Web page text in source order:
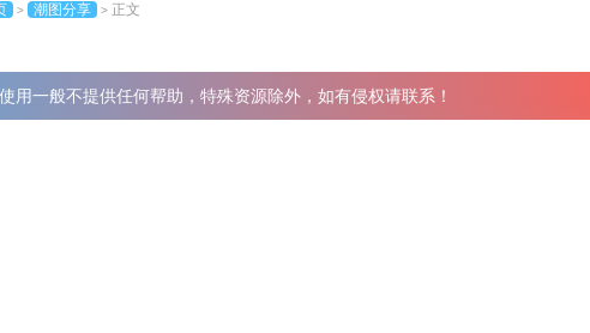
> 潮图分享 > 正文
用一般不提供任何帮助，特殊资源除外，如有侵权请联系！